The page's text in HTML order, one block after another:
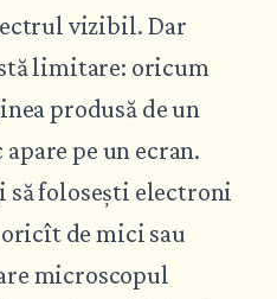
vizibil. Dar
limitare: oricum
produsă de un
pe un ecran.
să folosești electroni
de mici sau
microscopul